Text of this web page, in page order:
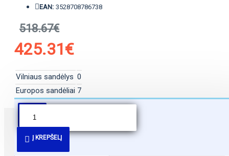
EAN: 3528708786738
518.67€
425.31€
Vilniaus sandėlys 0
Europos sandėliai 7
Į KREPŠELĮ
PANAŠŪS PASIŪLYMAI